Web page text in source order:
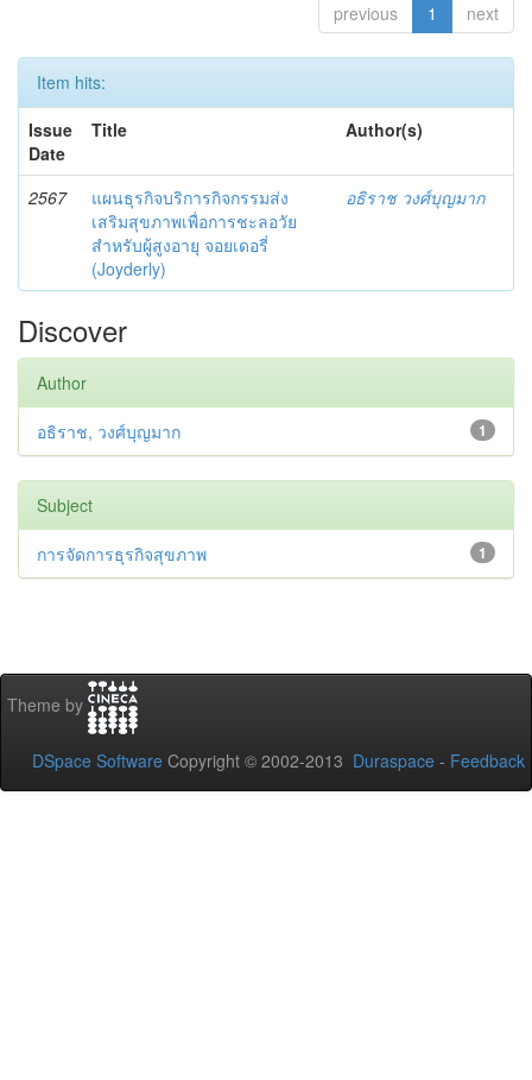
previous 1 next
Item hits:
Issue
Date
Title Author(s)
2567
แผนธุรกิจบริการกิจกรรมส่ง
เสริมสุขภาพเพื่อการชะลอวัย
สำหรับผู้สูงอายุ จอยเดอรี่
(Joyderly)
อธิราช วงศ์บุญมาก
Discover
Author
1
อธิราช, วงศ์บุญมาก
Subject
1
การจัดการธุรกิจสุขภาพ
Theme by
DSpace Software Copyright © 2002-2013 Duraspace - Feedback